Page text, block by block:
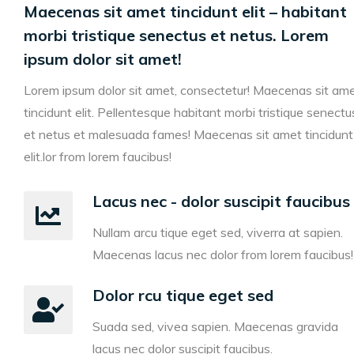
Maecenas sit amet tincidunt elit – habitant
morbi tristique senectus et netus. Lorem
ipsum dolor sit amet!
Lorem ipsum dolor sit amet, consectetur! Maecenas sit
tincidunt elit. Pellentesque habitant morbi tristique
et netus et malesuada fames! Maecenas sit amet tincidunt
elit.lor from lorem faucibus!
Lacus nec - dolor suscipit faucibus
Nullam arcu tique eget sed, viverra at sapien.
Maecenas lacus nec dolor from lorem faucibus!
Dolor rcu tique eget sed
Suada sed, vivea sapien. Maecenas gravida
lacus nec dolor suscipit faucibus.